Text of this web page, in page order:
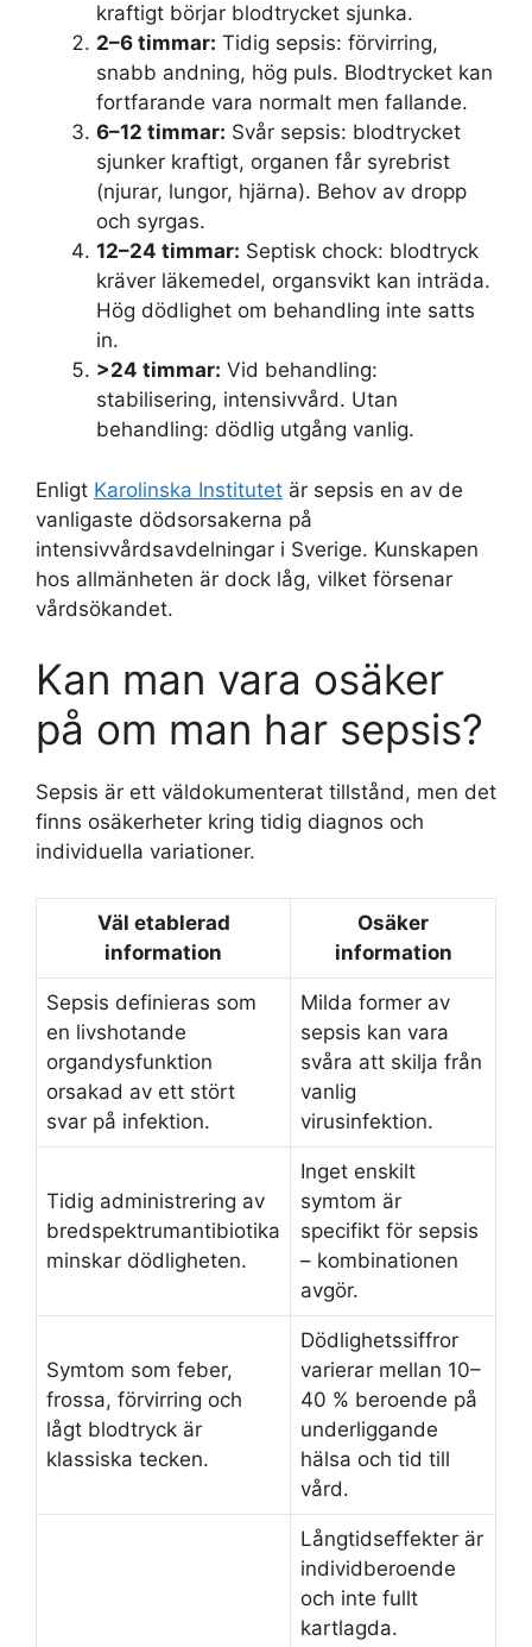
kraftigt börjar blodtrycket sjunka.
2–6 timmar: Tidig sepsis: förvirring,
snabb andning, hög puls. Blodtrycket kan
fortfarande vara normalt men fallande.
6–12 timmar: Svår sepsis: blodtrycket
sjunker kraftigt, organen får syrebrist
(njurar, lungor, hjärna). Behov av dropp
och syrgas.
12–24 timmar: Septisk chock: blodtryck
kräver läkemedel, organsvikt kan inträda.
Hög dödlighet om behandling inte satts
in.
>24 timmar: Vid behandling:
stabilisering, intensivvård. Utan
behandling: dödlig utgång vanlig.
Enligt Karolinska Institutet är sepsis en av de
vanligaste dödsorsakerna på
intensivvårdsavdelningar i Sverige. Kunskapen
hos allmänheten är dock låg, vilket försenar
vårdsökandet.
Kan man vara osäker
på om man har sepsis?
Sepsis är ett väldokumenterat tillstånd, men det
finns osäkerheter kring tidig diagnos och
individuella variationer.
Väl etablerad
information
Osäker
information
Sepsis definieras som
en livshotande
organdysfunktion
orsakad av ett stört
svar på infektion.
Milda former av
sepsis kan vara
svåra att skilja från
vanlig
virusinfektion.
Tidig administrering av
bredspektrumantibiotika
minskar dödligheten.
Inget enskilt
symtom är
specifikt för sepsis
– kombinationen
avgör.
Symtom som feber,
frossa, förvirring och
lågt blodtryck är
klassiska tecken.
Dödlighetssiffror
varierar mellan 10–
40 % beroende på
underliggande
hälsa och tid till
vård.
Långtidseffekter är
individberoende
och inte fullt
kartlagda.